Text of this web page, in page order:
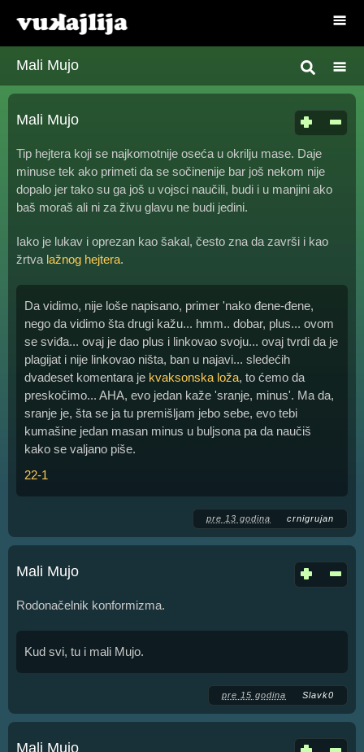
Mali Mujo
Mali Mujo
Tip hejtera koji se najkomotnije oseća u okrilju mase. Daje
minuse tek ako primeti da se sočinenije bar još nekom nije
dopalo jer tako su ga još u vojsci naučili, budi i u manjini ako
baš moraš ali ni za živu glavu ne budi jedini.
Iako je lukav i oprezan kao šakal, često zna da završi i kao
žrtva lažnog hejtera.
Da vidimo, nije loše napisano, primer 'nako đene-đene,
nego da vidimo šta drugi kažu... hmm.. dobar, plus... ovom
se sviđa... ovaj je dao plus i linkovao svoju... ovaj tvrdi da je
plagijat i nije linkovao ništa, ban u najavi... sledećih
dvadeset komentara je kvaksonska loža, to ćemo da
preskočimo... AHA, evo jedan kaže 'sranje, minus'. Ma da,
sranje je, šta se ja tu premišljam jebo sebe, evo tebi
kumašine jedan masan minus u buljsona pa da naučiš
kako se valjano piše.
22-1
pre 13 godina crnigrujan
Mali Mujo
Rodonačelnik konformizma.
Kud svi, tu i mali Mujo.
pre 15 godina Slavk0
Mali Mujo